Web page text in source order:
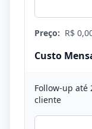
Preço: R$
Custo
Follow-up até
cliente